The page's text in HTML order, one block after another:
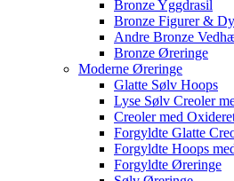
Bronze Yggdrasil
Bronze Figurer &
Andre Bronze
Bronze Øreringe
Moderne Øreringe
Glatte Sølv Hoops
Lyse Sølv Creoler
Creoler med
Forgyldte Glatte
Forgyldte Hoops
Forgyldte Øreringe